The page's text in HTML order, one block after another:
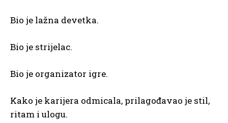
Bio je lažna devetka.
Bio je strijelac.
Bio je organizator igre.
Kako je karijera odmicala, prilagođavao je stil,
ritam i ulogu.